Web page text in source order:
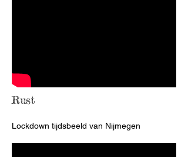
Rust
Lockdown tijdsbeeld van Nijmegen